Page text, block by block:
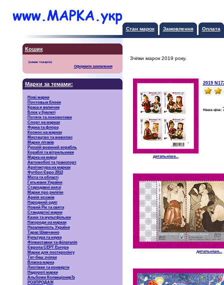
Стан марок Замовлення Оплата
Кошик
Оформити замовлення
Марки за темами:
Нові марки
Почтовые блоки
Краса и величие
Блок у буклеті
Потяги та локомотиви
Спорт на марках
Фауна та флора
Космос на марках
Мистецтво та живопис
Марки літаків
Русскiй воєнний корабль
Кораблі та вітрильники
Марка на марці
Автомобілі та транспорт
Архітектура на марках
Футбол Євро 2012
Міста та області
Гетьмани України
Стародавні князі
Марки про релігію
Армія козаків
Народний одяг
Новий Рік та свята
Стандартні марки
Казки та мультфільми
Нагороди на марках
Незалежність України
Тарас Шевченко
Культура та наука
Філвиставки та філателія
Європа CEPT Europa
Марки для посткросінгу
Тет-беш зчіпки
Власна марка
Листівки та конверти
Недорогі марки
Альбоми КолекціонерЪ
РОЗПРОДАЖ
Зчіпки марок 2019 року.
детальніше...
2019
Наша ціна:
детальніше...